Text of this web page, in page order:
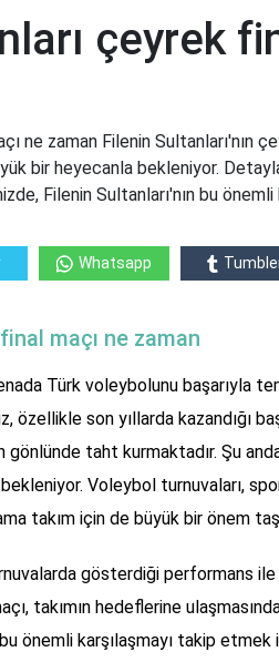
çeyrek
ne zaman Filenin Sultanları'nın
bir heyecanla bekleniyor.
Filenin Sultanları'nın bu önemli
Whatsapp
maçı ne zaman
Türk voleybolunu başarıyla
özellikle son yıllarda kazandığı
taht kurmaktadır. Şu
Voleybol turnuvaları,
takım için de büyük bir önem
gösterdiği performans
takımın hedeflerine
önemli karşılaşmayı takip etmek